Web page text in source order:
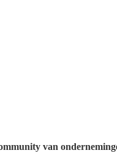
van